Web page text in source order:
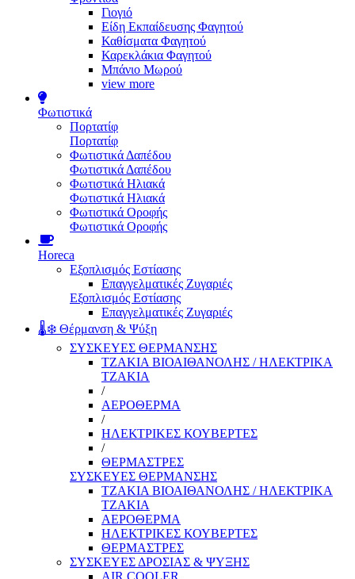
Γιογιό
Είδη Εκπαίδευσης Φαγητού
Καθίσματα Φαγητού
Καρεκλάκια Φαγητού
Μπάνιο Μωρού
view more
Φωτιστικά
Πορτατίφ
Πορτατίφ
Φωτιστικά Δαπέδου
Φωτιστικά Δαπέδου
Φωτιστικά Ηλιακά
Φωτιστικά Ηλιακά
Φωτιστικά Οροφής
Φωτιστικά Οροφής
Horeca
Εξοπλισμός Εστίασης
Επαγγελματικές Ζυγαριές
Εξοπλισμός Εστίασης
Επαγγελματικές Ζυγαριές
🌡️❄️ Θέρμανση & Ψύξη
ΣΥΣΚΕΥΕΣ ΘΕΡΜΑΝΣΗΣ
ΤΖΑΚΙΑ ΒΙΟΑΙΘΑΝΟΛΗΣ / ΗΛΕΚΤΡΙΚΑ
ΤΖΑΚΙΑ
/
ΑΕΡΟΘΕΡΜΑ
/
ΗΛΕΚΤΡΙΚΕΣ ΚΟΥΒΕΡΤΕΣ
/
ΘΕΡΜΑΣΤΡΕΣ
ΣΥΣΚΕΥΕΣ ΘΕΡΜΑΝΣΗΣ
ΤΖΑΚΙΑ ΒΙΟΑΙΘΑΝΟΛΗΣ / ΗΛΕΚΤΡΙΚΑ
ΤΖΑΚΙΑ
ΑΕΡΟΘΕΡΜΑ
ΗΛΕΚΤΡΙΚΕΣ ΚΟΥΒΕΡΤΕΣ
ΘΕΡΜΑΣΤΡΕΣ
ΣΥΣΚΕΥΕΣ ΔΡΟΣΙΑΣ & ΨΥΞΗΣ
AIR COOLER